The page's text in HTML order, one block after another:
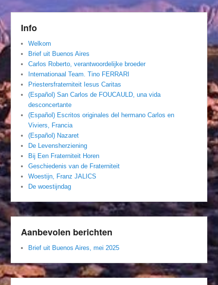
Info
Welkom
Brief uit Buenos Aires
Carlos Roberto, verantwoordelijke broeder
Internationaal Team. Tino FERRARI
Priestersfraterniteit Iesus Caritas
(Español) San Carlos de FOUCAULD, una vida
desconcertante
(Español) Escritos originales del hermano Carlos en
Viviers, Francia
(Español) Nazaret
De Levensherziening
Bij Een Fraterniteit Horen
Geschiedenis van de Fraterniteit
Woestijn, Franz JALICS
De woestijndag
Aanbevolen berichten
Brief uit Buenos Aires, mei 2025